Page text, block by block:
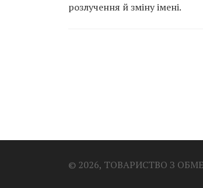
розлучення й зміну імені.
© 2026, ТОВАРИСТВО З